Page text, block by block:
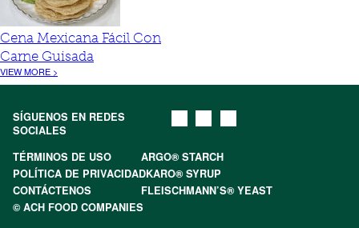
Cena Mexicana Fácil Con
Carne Guisada
VIEW MORE >
SÍGUENOS EN REDES
SOCIALES
TÉRMINOS DE USO
ARGO® STARCH
POLÍTICA DE PRIVACIDADKARO® SYRUP
CONTÁCTENOS
FLEISCHMANN’S® YEAST
© ACH FOOD COMPANIES